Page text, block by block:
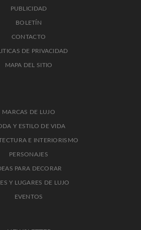
PUBLICIDAD
BOLETÍN
CONTACTO
DE PRIVACIDAD
MAPA DEL SITIO
MARCAS DE LUJO
Y ESTILO DE VIDA
E INTERIORISMO
PERSONAJES
PARA DECORAR
Y LUGARES DE LUJO
EVENTOS